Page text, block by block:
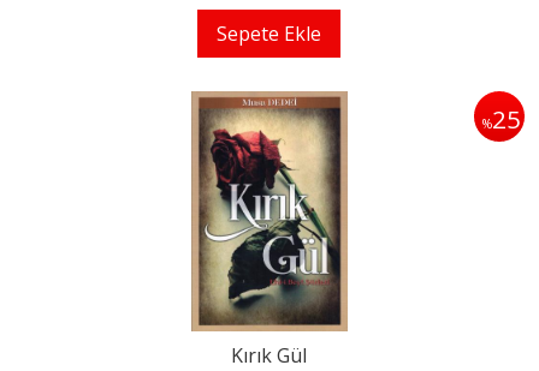
Sepete Ekle
%25
Kırık Gül